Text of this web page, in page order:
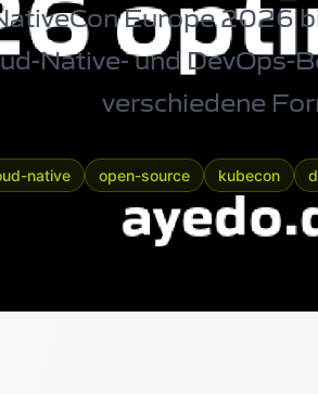
Europe 2026
Native-und DevOps-
verschiedene
native open-source kubecon